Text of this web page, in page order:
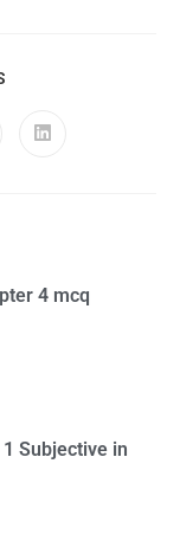
4 mcq
Subjective in